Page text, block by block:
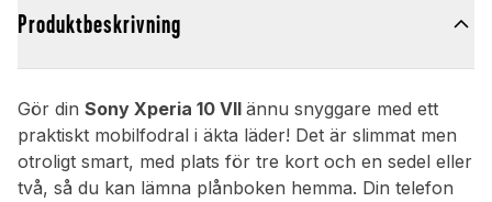
Produktbeskrivning
Gör din Sony Xperia 10 VII ännu snyggare med ett
praktiskt mobilfodral i äkta läder! Det är slimmat men
otroligt smart, med plats för tre kort och en sedel eller
två, så du kan lämna plånboken hemma. Din telefon